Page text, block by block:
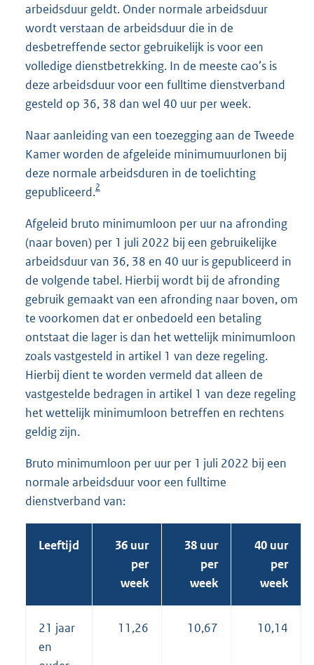
arbeidsduur geldt. Onder normale arbeidsduur
wordt verstaan de arbeidsduur die in de
desbetreffende sector gebruikelijk is voor een
volledige dienstbetrekking. In de meeste cao’s is
deze arbeidsduur voor een fulltime dienstverband
gesteld op 36, 38 dan wel 40 uur per week.
Naar aanleiding van een toezegging aan de Tweede
Kamer worden de afgeleide minimumuurlonen bij
deze normale arbeidsduren in de toelichting
gepubliceerd.2
Afgeleid bruto minimumloon per uur na afronding
(naar boven) per 1 juli 2022 bij een gebruikelijke
arbeidsduur van 36, 38 en 40 uur is gepubliceerd in
de volgende tabel. Hierbij wordt bij de afronding
gebruik gemaakt van een afronding naar boven, om
te voorkomen dat er onbedoeld een betaling
ontstaat die lager is dan het wettelijk minimumloon
zoals vastgesteld in artikel 1 van deze regeling.
Hierbij dient te worden vermeld dat alleen de
vastgestelde bedragen in artikel 1 van deze regeling
het wettelijk minimumloon betreffen en rechtens
geldig zijn.
Bruto minimumloon per uur per 1 juli 2022 bij een
normale arbeidsduur voor een fulltime
dienstverband van:
Leeftijd
36 uur
per
week
38 uur
per
week
40 uur
per
week
21 jaar
en
11,26 10,67 10,14